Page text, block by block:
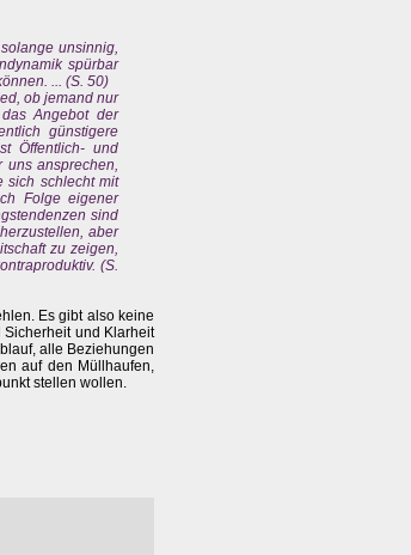
unsinnig,
spürbar
... (S. 50)
ob jemand nur
Angebot der
günstigere
Öffentlich- und
uns ansprechen,
sich schlecht mit
Folge eigener
sind
aber
zu zeigen,
(S.
Es gibt also keine
und Klarheit
alle Beziehungen
auf den Müllhaufen,
stellen wollen.